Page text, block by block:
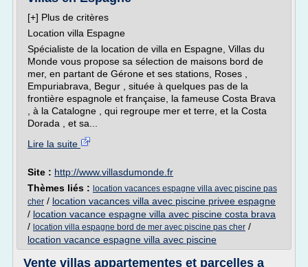
[+] Plus de critères
Location villa Espagne
Spécialiste de la location de villa en Espagne, Villas du
Monde vous propose sa sélection de maisons bord de
mer, en partant de Gérone et ses stations, Roses ,
Empuriabrava, Begur , située à quelques pas de la
frontière espagnole et française, la fameuse Costa Brava
, à la Catalogne , qui regroupe mer et terre, et la Costa
Dorada , et sa...
Lire la suite
Site : http://www.villasdumonde.fr
Thèmes liés : location vacances espagne villa avec piscine pas
cher / location vacances villa avec piscine privee espagne
/ location vacance espagne villa avec piscine costa brava
/ location villa espagne bord de mer avec piscine pas cher /
location vacance espagne villa avec piscine
Vente villas appartementes et parcelles a